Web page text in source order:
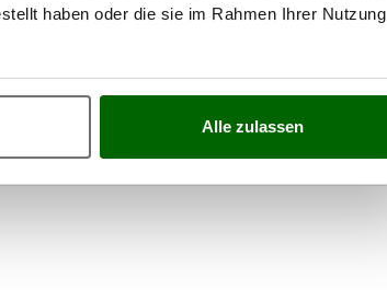
haben oder die sie im Rahmen Ihrer Nutzung
Alle zulassen